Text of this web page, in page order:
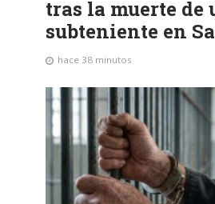
tras la muerte de
subteniente en
hace 38 minutos